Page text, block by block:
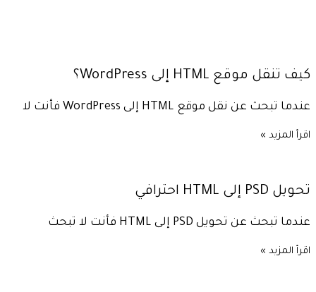
كيف تنقل موقع HTML إلى WordPress؟
عندما تبحث عن نقل موقع HTML إلى WordPress فأنت لا
اقرأ المزيد »
تحويل PSD إلى HTML احترافي
عندما تبحث عن تحويل PSD إلى HTML فأنت لا تبحث
اقرأ المزيد »